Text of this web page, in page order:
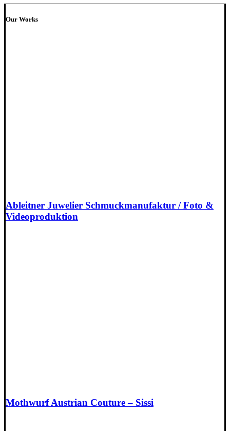
Our Works
Ableitner Juwelier Schmuckmanufaktur / Foto &
Videoproduktion
Mothwurf Austrian Couture – Sissi